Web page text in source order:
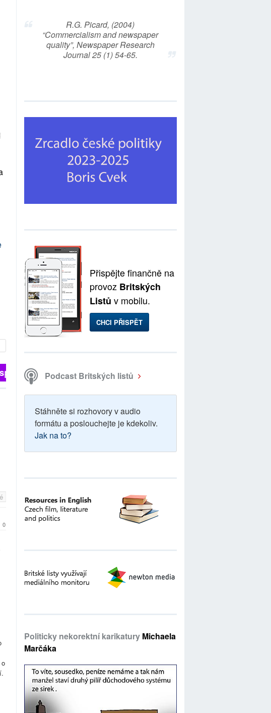
➥
0
R.G. Picard, (2004)
“Commercialism and newspaper
quality”, Newspaper Research
Journal 25 (1) 54-65.
Přispějte finančně na
provoz Britských
Listů v mobilu.
CHCI PŘISPĚT
Podcast Britských listů
Stáhněte si rozhovory v audio
formátu a poslouchejte je kdekoliv.
Jak na to?
Politicky nekorektní karikatury Michaela
Marčáka